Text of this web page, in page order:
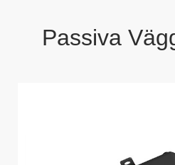
Passiva